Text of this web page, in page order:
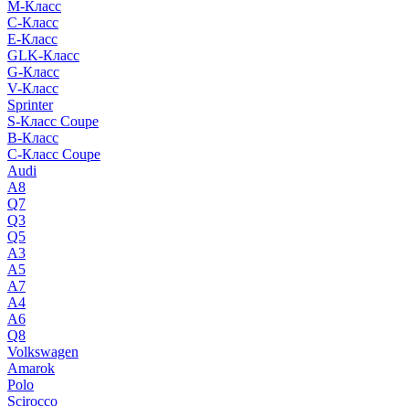
M-Класс
C-Класс
E-Класс
GLK-Класс
G-Класс
V-Класс
Sprinter
S-Класс Сoupe
B-Класс
C-Класс Coupe
Audi
A8
Q7
Q3
Q5
A3
A5
A7
A4
A6
Q8
Volkswagen
Amarok
Polo
Scirocco